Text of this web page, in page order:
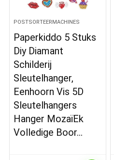
POSTSORTEERMACHINES
Paperkiddo 5 Stuks
Diy Diamant
Schilderij
Sleutelhanger,
Eenhoorn Vis 5D
Sleutelhangers
Hanger MozaïEk
Volledige Boor…